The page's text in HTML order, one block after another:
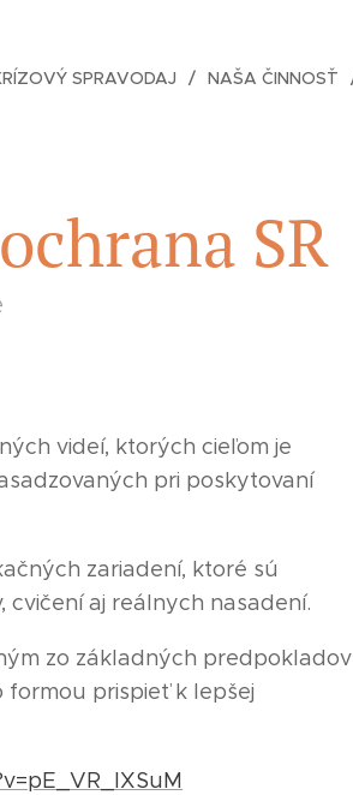
SPRAVODAJ NAŠA ČINNOSŤ
SR
videí, ktorých cieľom je
pri poskytovaní
zariadení, ktoré sú
aj reálnych nasadení.
zo základných predpokladov
prispieť k lepšej